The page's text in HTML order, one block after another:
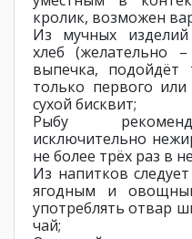
кролик, возможен
Из мучных изделий
хлеб (желательно
выпечка, подойдёт
только первого
сухой бисквит;
Рыбу
исключительно
не более трёх раз в
Из напитков
ягодным и
употреблять отвар
чай;